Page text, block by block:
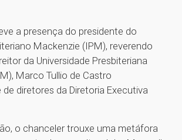
a presença do presidente do
Mackenzie (IPM), reverendo
da Universidade Presbiteriana
Marco Tullio de Castro
diretores da Diretoria Executiva
o chanceler trouxe uma metáfora